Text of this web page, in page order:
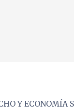
Y ECONOMÍA